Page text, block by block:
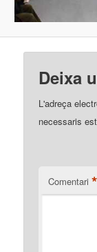
Deixa
L'adreça
necessaris
Comentari *